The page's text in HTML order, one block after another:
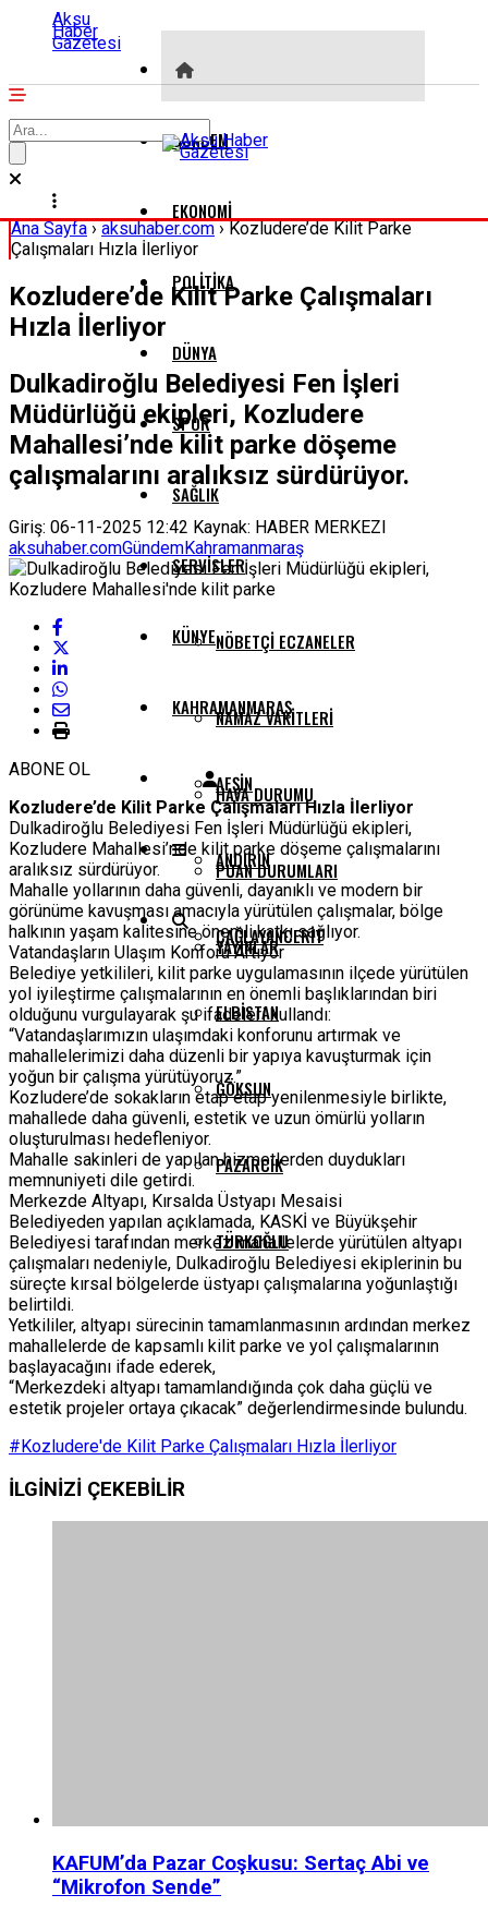
Aksu
Haber
Gazetesi
GÜNDEM
EKONOMI
POLITIKA
DÜNYA
SPOR
SAĞLIK
SERVISLER
NÖBETÇI ECZANELER
NAMAZ VAKITLERI
HAVA DURUMU
PUAN DURUMLARI
YAYINLAR
KÜNYE
KAHRAMANMARAŞ
AFŞIN
ANDIRIN
ÇAĞLAYANCERIT
ELBISTAN
GÖKSUN
PAZARCIK
TÜRKOĞLU
Ana Sayfa›aksuhaber.com›Kozludere’de Kilit Parke
Çalışmaları Hızla İlerliyor
Kozludere’de Kilit Parke Çalışmaları
Hızla İlerliyor
Dulkadiroğlu Belediyesi Fen İşleri
Müdürlüğü ekipleri, Kozludere
Mahallesi’nde kilit parke döşeme
çalışmalarını aralıksız sürdürüyor.
Giriş: 06-11-2025 12:42 Kaynak: HABER MERKEZI
aksuhaber.comGündemKahramanmaraş
ABONE OL
Kozludere’de Kilit Parke Çalışmaları Hızla İlerliyor
Dulkadiroğlu Belediyesi Fen İşleri Müdürlüğü ekipleri,
Kozludere Mahallesi’nde kilit parke döşeme çalışmalarını
aralıksız sürdürüyor.
Mahalle yollarının daha güvenli, dayanıklı ve modern bir
görünüme kavuşması amacıyla yürütülen çalışmalar, bölge
halkının yaşam kalitesine önemli katkı sağlıyor.
Vatandaşların Ulaşım Konforu Artıyor
Belediye yetkilileri, kilit parke uygulamasının ilçede yürütülen
yol iyileştirme çalışmalarının en önemli başlıklarından biri
olduğunu vurgulayarak şu ifadeleri kullandı:
“Vatandaşlarımızın ulaşımdaki konforunu artırmak ve
mahallelerimizi daha düzenli bir yapıya kavuşturmak için
yoğun bir çalışma yürütüyoruz.”
Kozludere’de sokakların etap etap yenilenmesiyle birlikte,
mahallede daha güvenli, estetik ve uzun ömürlü yolların
oluşturulması hedefleniyor.
Mahalle sakinleri de yapılan hizmetlerden duydukları
memnuniyeti dile getirdi.
Merkezde Altyapı, Kırsalda Üstyapı Mesaisi
Belediyeden yapılan açıklamada, KASKİ ve Büyükşehir
Belediyesi tarafından merkez mahallelerde yürütülen altyapı
çalışmaları nedeniyle, Dulkadiroğlu Belediyesi ekiplerinin bu
süreçte kırsal bölgelerde üstyapı çalışmalarına yoğunlaştığı
belirtildi.
Yetkililer, altyapı sürecinin tamamlanmasının ardından merkez
mahallelerde de kapsamlı kilit parke ve yol çalışmalarının
başlayacağını ifade ederek,
“Merkezdeki altyapı tamamlandığında çok daha güçlü ve
estetik projeler ortaya çıkacak” değerlendirmesinde bulundu.
#Kozludere'de Kilit Parke Çalışmaları Hızla İlerliyor
İLGİNİZİ ÇEKEBİLİR
KAFUM’da Pazar Coşkusu: Sertaç Abi ve
“Mikrofon Sende”